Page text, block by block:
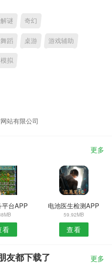
谜 奇幻
蹈 桌游 游戏辅助
模拟
站有限公司
更多
平台APP
看
电池医生检测APP
59.92MB
查看
友都下载了 更多